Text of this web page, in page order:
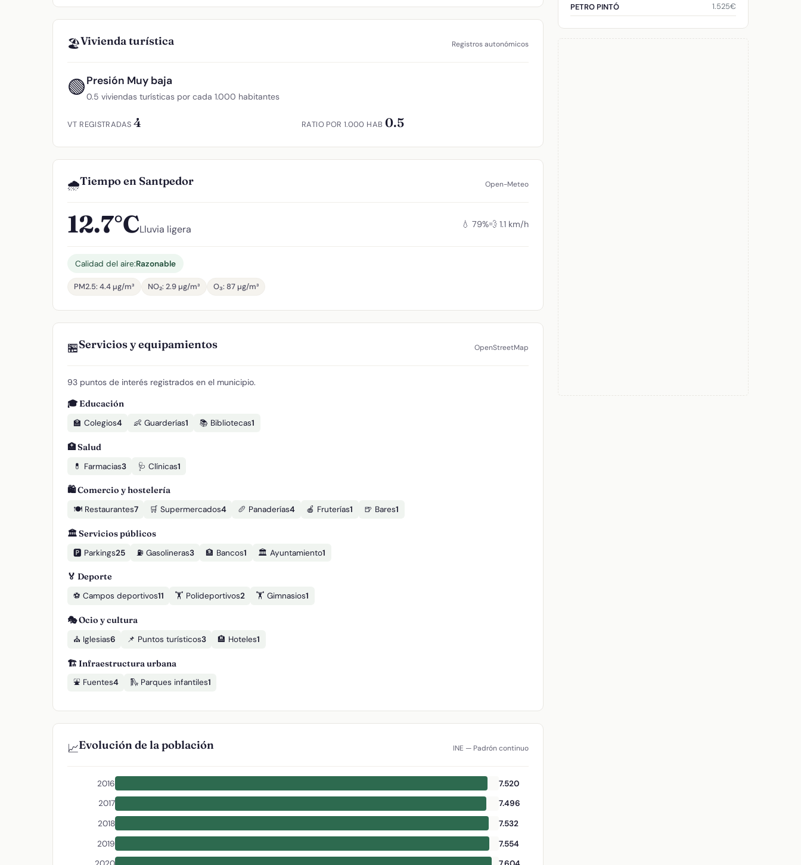
🏖️Vivienda turística Registros autonómicos
🟢Presión Muy baja
0.5 viviendas turísticas por cada 1.000 habitantes
VT REGISTRADAS 4 RATIO POR 1.000 HAB 0.5
🌧️Tiempo en Santpedor Open-Meteo
12.7°CLluvia ligera 💧 79%💨 1.1 km/h
Calidad del aire:Razonable
PM2.5: 4.4 µg/m³ NO₂: 2.9 µg/m³ O₃: 87 µg/m³
🏪Servicios y equipamientos OpenStreetMap
93 puntos de interés registrados en el municipio.
🎓 Educación
🏫 Colegios4 👶 Guarderías1 📚 Bibliotecas1
🏥 Salud
💊 Farmacias3 🩺 Clínicas1
🛍️ Comercio y hostelería
🍽️ Restaurantes7 🛒 Supermercados4 🥖 Panaderías4 🍎 Fruterías1 🍺 Bares1
🏛️ Servicios públicos
🅿️ Parkings25 ⛽ Gasolineras3 🏦 Bancos1 🏛️ Ayuntamiento1
🏅 Deporte
⚽ Campos deportivos11 🏋️ Polideportivos2 🏋️ Gimnasios1
🎭 Ocio y cultura
⛪ Iglesias6 📌 Puntos turísticos3 🏨 Hoteles1
🏗️ Infraestructura urbana
⛲ Fuentes4 🛝 Parques infantiles1
📈Evolución de la población INE — Padrón continuo
2016
7.520
2017
7.496
2018
7.532
2019
7.554
PETRO PINTÓ
1.525€